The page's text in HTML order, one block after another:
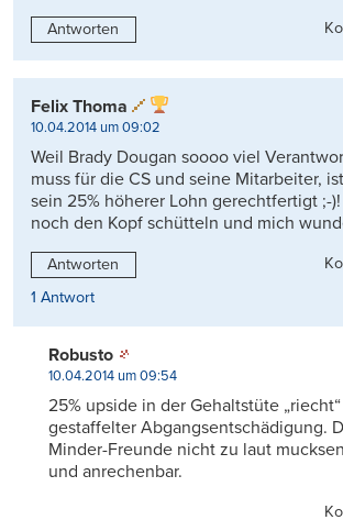
Antworten
Felix Thoma
10.04.2014 um 09:02
Weil Brady Dougan soooo viel
muss für die CS und seine Mitarbeiter,
sein 25% höherer Lohn gerechtfertigt ;-
noch den Kopf schütteln und mich
Antworten
1 Antwort
Robusto
10.04.2014 um 09:54
25% upside in der Gehaltstüte
gestaffelter Abgangsentschädigung.
Minder-Freunde nicht zu laut
und anrechenbar.